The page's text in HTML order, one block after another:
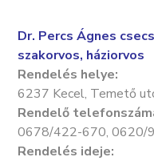
Dr. Percs Ágnes
szakorvos, háziorvos
Rendelés helye:
6237 Kecel, Temető
Rendelő
0678/422-670, 0620/
Rendelés ideje: